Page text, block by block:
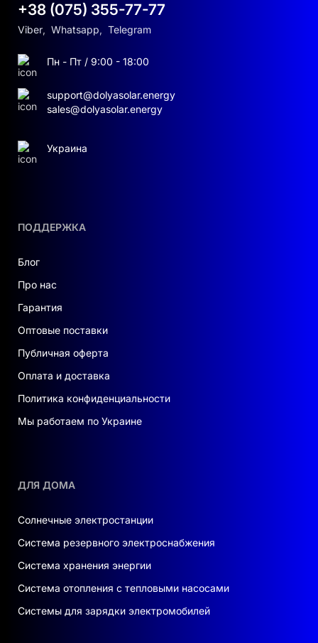
ПОДДЕРЖКА
Блог
Про нас
Гарантия
Оптовые поставки
Публичная оферта
Оплата и доставка
Политика конфиденциальности
Мы работаем по Украине
ДЛЯ ДОМА
Солнечные электростанции
Система резервного электроснабжения
Система хранения энергии
Система отопления с тепловыми насосами
Системы для зарядки электромобилей
+38 (075) 355-77-77
Viber, Whatsapp, Telegram
Пн - Пт / 9:00 - 18:00
support@dolyasolar.energy
sales@dolyasolar.energy
Украина